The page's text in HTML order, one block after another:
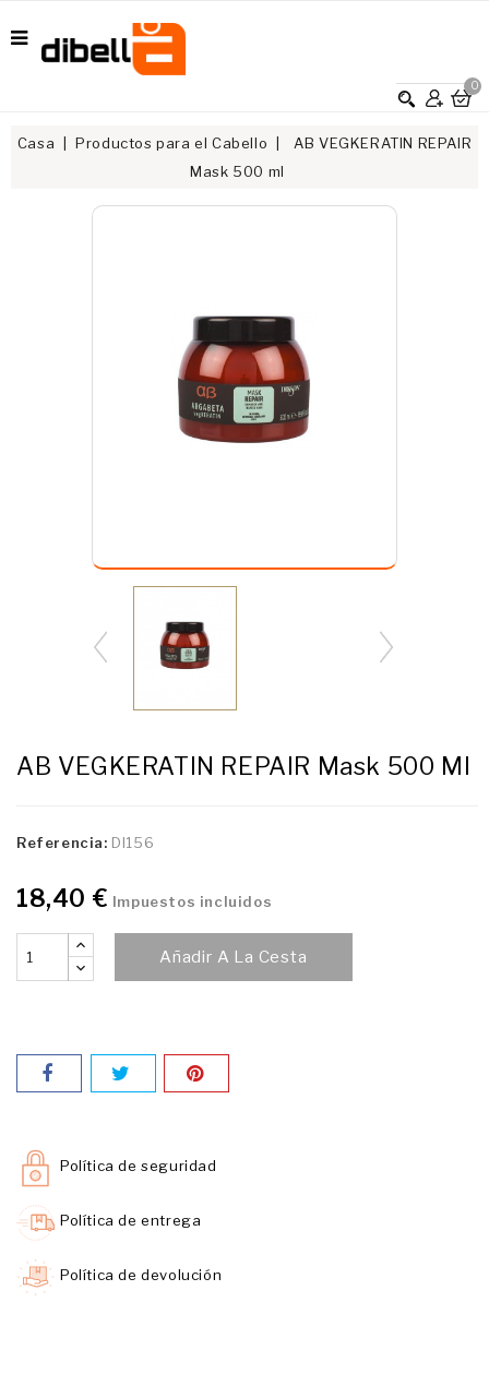
0
Casa Productos para el Cabello
AB VEGKERATIN REPAIR
Mask 500 ml
AB VEGKERATIN REPAIR Mask 500 Ml
Referencia: DI156
18,40 € Impuestos incluidos
Añadir A La Cesta
Política de seguridad
Política de entrega
Política de devolución